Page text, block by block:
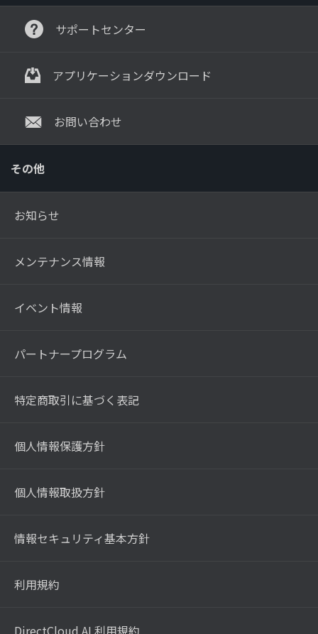
サポートセンター
アプリケーションダウンロード
お問い合わせ
その他
お知らせ
メンテナンス情報
イベント情報
パートナープログラム
特定商取引に基づく表記
個人情報保護方針
個人情報取扱方針
情報セキュリティ基本方針
利用規約
DirectCloud AI 利用規約